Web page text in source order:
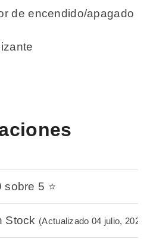
de encendido/apagado
sobre 5 ⭐
Stock (Actualizado 04 julio,